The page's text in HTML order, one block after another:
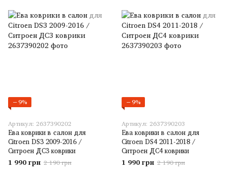
−9%
Артикул: 2637390202
Ева коврики в салон для
Citroen DS3 2009-2016 /
Ситроен ДС3 коврики
1 990 грн 2 190 грн
−9%
Артикул: 2637390203
Ева коврики в салон для
Citroen DS4 2011-2018 /
Ситроен ДС4 коврики
1 990 грн 2 190 грн